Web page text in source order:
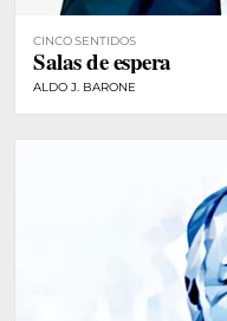
CINCO SENTIDOS
Salas de espera
ALDO J. BARONE